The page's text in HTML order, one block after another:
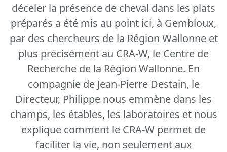
déceler la présence de cheval dans les plats
préparés a été mis au point ici, à Gembloux,
par des chercheurs de la Région Wallonne et
plus précisément au CRA-W, le Centre de
Recherche de la Région Wallonne. En
compagnie de Jean-Pierre Destain, le
Directeur, Philippe nous emmène dans les
champs, les étables, les laboratoires et nous
explique comment le CRA-W permet de
faciliter la vie, non seulement aux